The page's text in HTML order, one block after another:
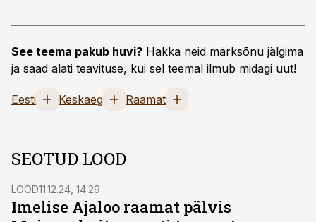
See teema pakub huvi? Hakka neid märksõnu jälgima
ja saad alati teavituse, kui sel teemal ilmub midagi uut!
Eesti Keskaeg Raamat
SEOTUD LOOD
LOOD11.12.24, 14:29
Imelise Ajaloo raamat pälvis